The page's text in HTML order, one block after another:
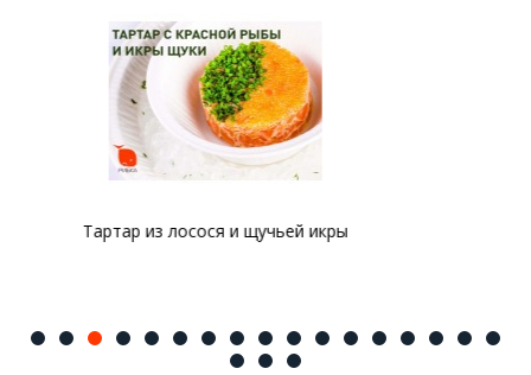
Жареный лосось с розмарином